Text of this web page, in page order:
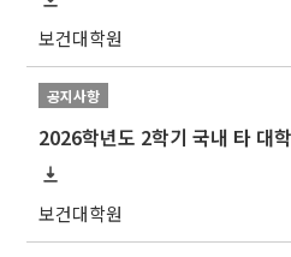
보건대학원
공지사항
2026학년도 2학기 국내 타 대
보건대학원